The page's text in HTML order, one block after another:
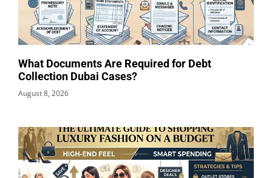
What Documents Are Required for Debt
Collection Dubai Cases?
August 8, 2026